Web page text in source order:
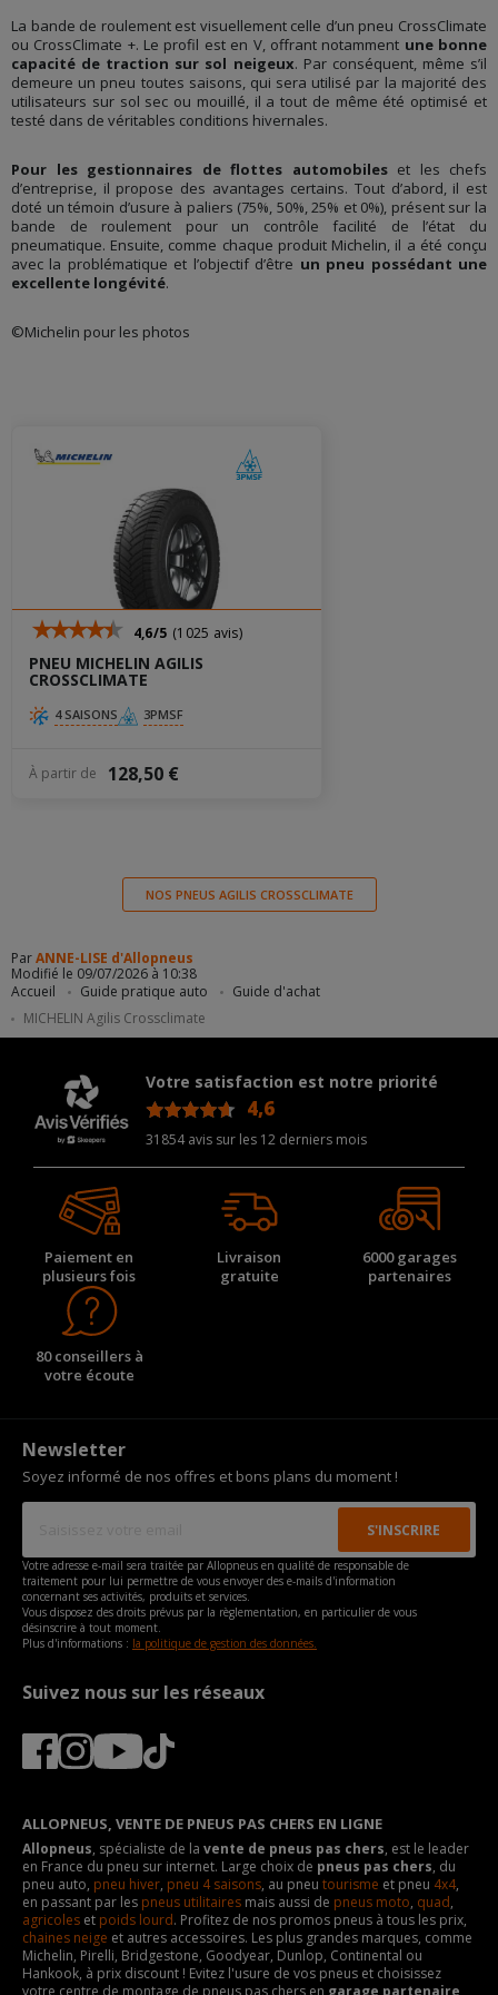
Accueil Guide pratique auto
Guide d'achat
MICHELIN Agilis Crossclimate
La bande de roulement est visuellement celle d’un pneu CrossClimate
ou CrossClimate +. Le profil est en V, offrant notamment une bonne
capacité de traction sur sol neigeux. Par conséquent, même s’il
demeure un pneu toutes saisons, qui sera utilisé par la majorité des
utilisateurs sur sol sec ou mouillé, il a tout de même été optimisé et
testé dans de véritables conditions hivernales.
Pour les gestionnaires de flottes automobileset les chefs
d’entreprise, il propose des avantages certains. Tout d’abord, il est
doté un témoin d’usure à paliers (75%, 50%, 25% et 0%), présent sur la
bande de roulement pour un contrôle facilité de l’état du
pneumatique. Ensuite, comme chaque produit Michelin, il a été conçu
avec la problématique et l’objectif d’être un pneu possédant une
excellente longévité.
©Michelin pour les photos
4,6/5 (1025 avis)
PNEU MICHELIN AGILIS
CROSSCLIMATE
4 SAISONS 3PMSF
À partir de 128,50 €
NOS PNEUS AGILIS CROSSCLIMATE
ParANNE-LISE d'Allopneus
Modifié le 09/07/2026 à 10:38
Votre satisfaction est notre priorité
4,6
31854 avis sur les 12 derniers mois
Paiement en
plusieurs fois
Livraison
gratuite
6000 garages
partenaires
80 conseillers à
votre écoute
Newsletter
Soyez informé de nos offres et bons plans du moment !
Votre adresse e-mail sera traitée par Allopneus en qualité de responsable de
traitement pour lui permettre de vous envoyer des e-mails d'information
concernant ses activités, produits et services.
Vous disposez des droits prévus par la règlementation, en particulier de vous
désinscrire à tout moment.
Plus d'informations : la politique de gestion des données.
Suivez nous sur les réseaux
ALLOPNEUS, VENTE DE PNEUS PAS CHERS EN LIGNE
Allopneus, spécialiste de la vente de pneus pas chers, est le leader
en France du pneu sur internet. Large choix de pneus pas chers, du
pneu auto, pneu hiver, pneu 4 saisons, au pneu tourisme et pneu 4x4,
en passant par les pneus utilitaires mais aussi de pneus moto, quad,
agricoles et poids lourd. Profitez de nos promos pneus à tous les prix,
chaines neige et autres accessoires. Les plus grandes marques, comme
Michelin, Pirelli, Bridgestone, Goodyear, Dunlop, Continental ou
Hankook, à prix discount ! Evitez l'usure de vos pneus et choisissez
votre centre de montage de pneus pas chers en garage partenaire